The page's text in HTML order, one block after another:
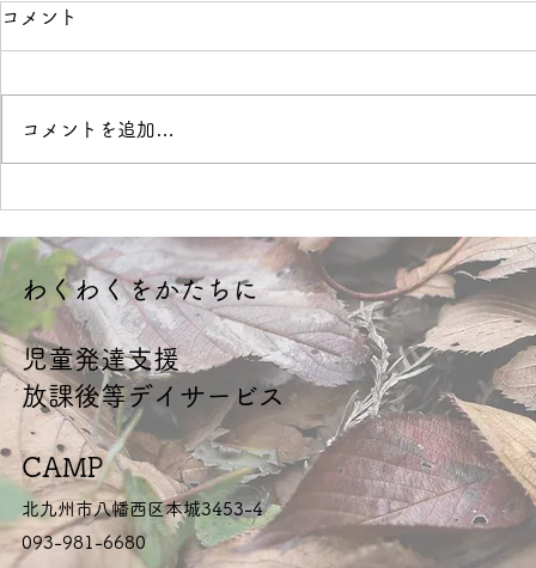
コメント
コメントを追加…
​児童発達支援
放課後等デイサービス
CAMP
北九州市八幡西区本城3453-4
093-981-6680
​わくわくをかたちに